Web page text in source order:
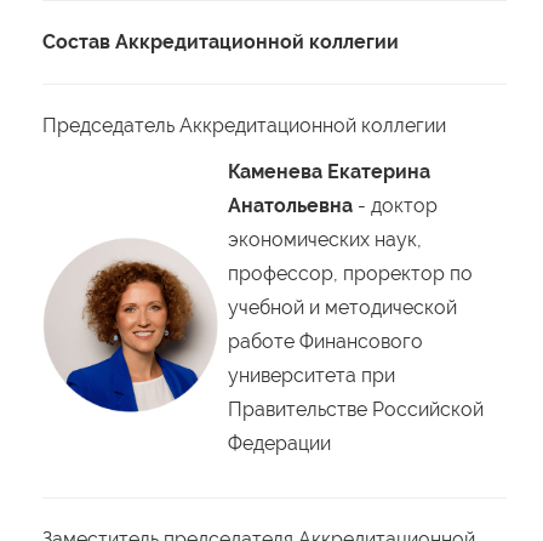
Состав Аккредитационной коллегии
Председатель Аккредитационной коллегии
Каменева Екатерина
Анатольевна - доктор
экономических наук,
профессор, проректор по
учебной и методической
работе Финансового
университета при
Правительстве Российской
Федерации